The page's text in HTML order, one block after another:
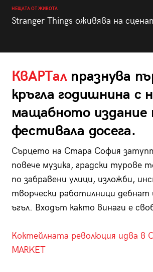
НЕЩАТА ОТ ЖИВОТА
Stranger Things оживява на
КвАРТалпразнува
кръгла годишнина с
мащабното издание
фестивала досега.
Сърцето на Стара София
повече музика, градски турове
по забравени улици, изложби,
творчески работилници дебнат
ъгъл. Входът както винаги е
Коктейлната революция идва в
MARKET